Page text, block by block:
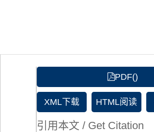
PDF()
XML下载 HTML阅读
引用本文 / Get Citation